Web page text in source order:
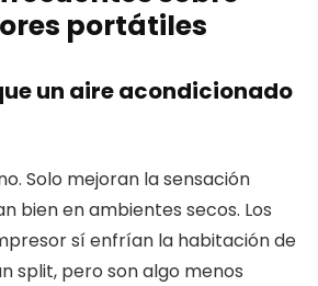
portátiles
un aire acondicionado
Solo mejoran la sensación
bien en ambientes secos. Los
sí enfrían la habitación de
split, pero son algo menos